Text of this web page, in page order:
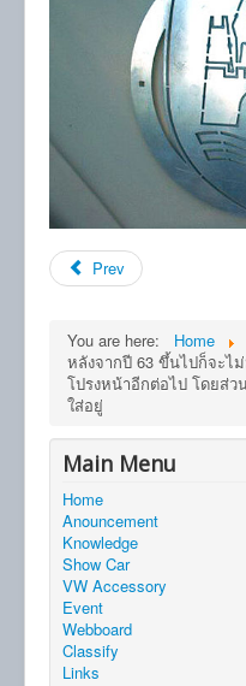
Prev
You are here: Home
หลังจากปี 63 ขึ้นไปก็จะไ
โปรงหน้าอีกต่อไป โดยส่ว
ใส่อยู่
Main Menu
Home
Anouncement
Knowledge
Show Car
VW Accessory
Event
Webboard
Classify
Links